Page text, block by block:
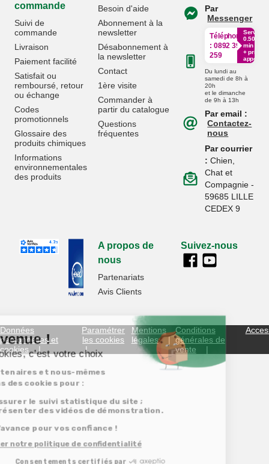
commande
Suivi de
commande
Livraison
Paiement facilité
Satisfait ou
remboursé, retour
ou échange
Codes
promotionnels
Glossaire des
produits chimiques
Informations
environnementales
des produits
Besoin d'aide
Abonnement à la
newsletter
Désabonnement à
la newsletter
Contact
1ère visite
Commander à
partir du catalogue
Questions
fréquentes
A propos de
nous
Partenariats
Avis Clients
Par
Messenger
Téléphone
: 0892 390
259
Service
0.50€ /
min
+ prix
appel
Du lundi au
samedi de 8h à
20h
et le dimanche
de 9h à 13h
Par email :
Contactez-
nous
Par courrier
: Chien,
Chat et
Compagnie -
59685 LILLE
CEDEX 9
Suivez-nous
Données
personnelles et
cookies
Paramétrer
les cookies
Mentions
légales
Conditions
générales de
vente